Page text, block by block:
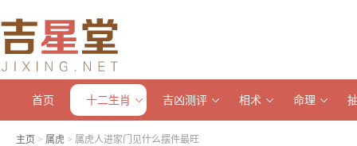
首页 十二生肖 吉凶测评 相术 命理
主页 > 属虎 > 属虎人进家门见什么摆件最旺